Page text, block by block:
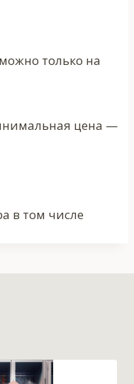
только на
цена —
в том числе